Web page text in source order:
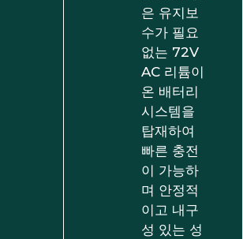
은 유지보
수가 필요
없는 72V
AC 리튬이
온 배터리
시스템을
탑재하여
빠른 충전
이 가능하
며 안정적
이고 내구
성 있는 성